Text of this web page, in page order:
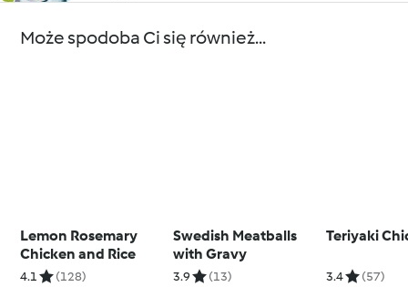
Może spodoba Ci się również...
Lemon Rosemary
Chicken and Rice
4.1 (128)
Swedish Meatballs
with Gravy
3.9 (13)
Teriyaki
3.4 (57)